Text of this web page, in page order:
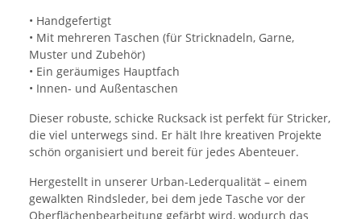
• Handgefertigt
• Mit mehreren Taschen (für Stricknadeln, Garne,
Muster und Zubehör)
• Ein geräumiges Hauptfach
• Innen- und Außentaschen
Dieser robuste, schicke Rucksack ist perfekt für Stricker,
die viel unterwegs sind. Er hält Ihre kreativen Projekte
schön organisiert und bereit für jedes Abenteuer.
Hergestellt in unserer Urban-Lederqualität – einem
gewalkten Rindsleder, bei dem jede Tasche vor der
Oberflächenbearbeitung gefärbt wird, wodurch das